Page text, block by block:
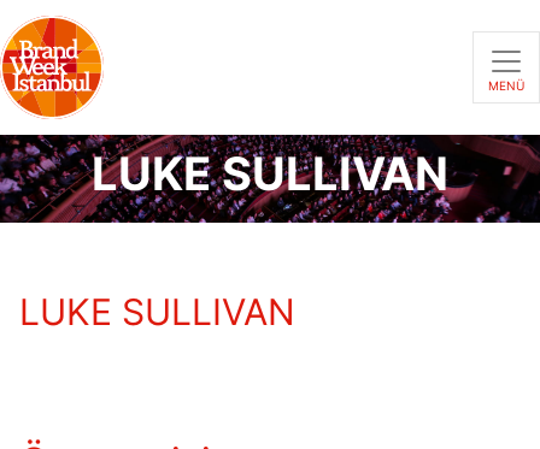
MENÜ
LUKE SULLIVAN
LUKE SULLIVAN